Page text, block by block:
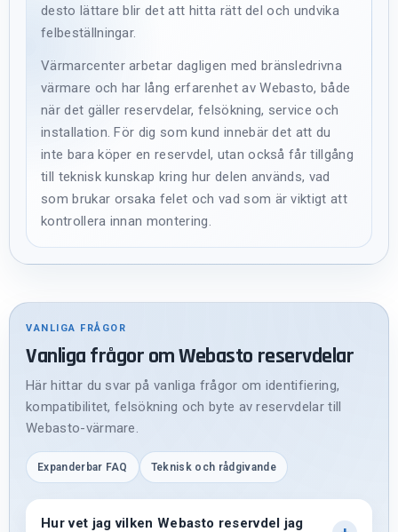
desto lättare blir det att hitta rätt del och undvika
felbeställningar.
Värmarcenter arbetar dagligen med bränsledrivna
värmare och har lång erfarenhet av Webasto, både
när det gäller reservdelar, felsökning, service och
installation. För dig som kund innebär det att du
inte bara köper en reservdel, utan också får tillgång
till teknisk kunskap kring hur delen används, vad
som brukar orsaka felet och vad som är viktigt att
kontrollera innan montering.
VANLIGA FRÅGOR
Vanliga frågor om Webasto reservdelar
Här hittar du svar på vanliga frågor om identifiering,
kompatibilitet, felsökning och byte av reservdelar till
Webasto-värmare.
Expanderbar FAQ Teknisk och rådgivande
Hur vet jag vilken Webasto reservdel jag